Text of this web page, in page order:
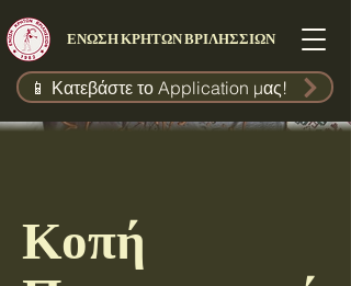
ΕΝΩΣΗ ΚΡΗΤΩΝ ΒΡΙΛΗΣΣΙΩΝ
📱 Κατεβάστε το Application μας!
Κοπή